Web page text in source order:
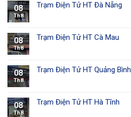
08
Th8
Trạm Điện Tử HT Đà Nẵng
08
Th8
Trạm Điện Tử HT Cà Mau
08
Th8
Trạm Điện Tử HT Quảng Bình
08
Th8
Trạm Điện Tử HT Hà Tĩnh